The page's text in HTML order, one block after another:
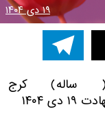
۱۹ دی ۱۴۰۴
ساله) کرج